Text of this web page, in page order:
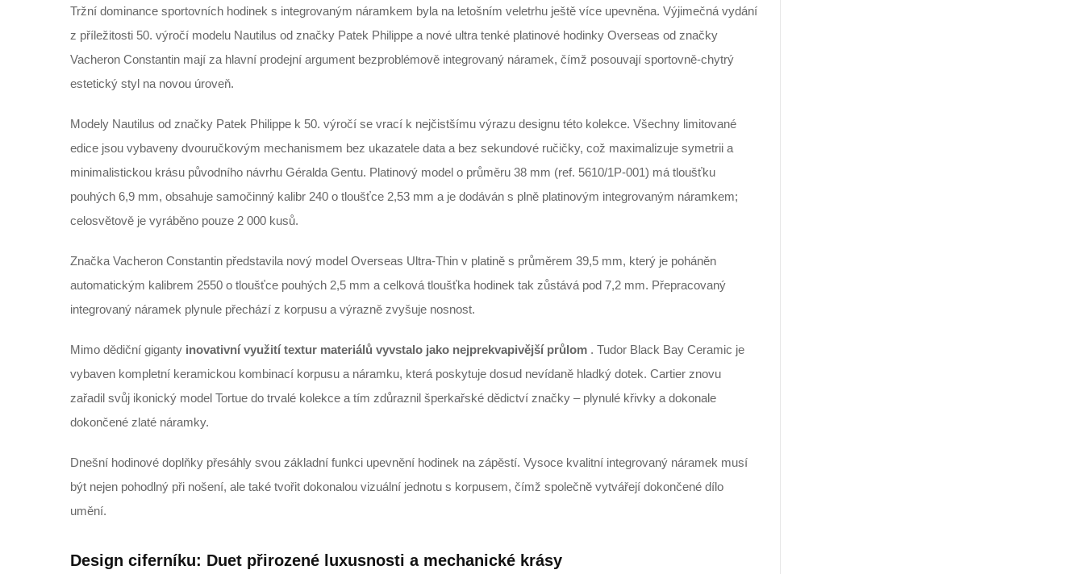
Tržní dominance sportovních hodinek s integrovaným náramkem byla na letošním veletrhu ještě více upevněna. Výjimečná vydání
z příležitosti 50. výročí modelu Nautilus od značky Patek Philippe a nové ultra tenké platinové hodinky Overseas od značky
Vacheron Constantin mají za hlavní prodejní argument bezproblémově integrovaný náramek, čímž posouvají sportovně-chytrý
estetický styl na novou úroveň.
Modely Nautilus od značky Patek Philippe k 50. výročí se vrací k nejčistšímu výrazu designu této kolekce. Všechny limitované
edice jsou vybaveny dvouručkovým mechanismem bez ukazatele data a bez sekundové ručičky, což maximalizuje symetrii a
minimalistickou krásu původního návrhu Géralda Gentu. Platinový model o průměru 38 mm (ref. 5610/1P-001) má tloušťku
pouhých 6,9 mm, obsahuje samočinný kalibr 240 o tloušťce 2,53 mm a je dodáván s plně platinovým integrovaným náramkem;
celosvětově je vyráběno pouze 2 000 kusů.
Značka Vacheron Constantin představila nový model Overseas Ultra-Thin v platině s průměrem 39,5 mm, který je poháněn
automatickým kalibrem 2550 o tloušťce pouhých 2,5 mm a celková tloušťka hodinek tak zůstává pod 7,2 mm. Přepracovaný
integrovaný náramek plynule přechází z korpusu a výrazně zvyšuje nosnost.
Mimo dědiční giganty inovativní využití textur materiálů vyvstalo jako nejprekvapivější průlom . Tudor Black Bay Ceramic je
vybaven kompletní keramickou kombinací korpusu a náramku, která poskytuje dosud nevídaně hladký dotek. Cartier znovu
zařadil svůj ikonický model Tortue do trvalé kolekce a tím zdůraznil šperkařské dědictví značky – plynulé křivky a dokonale
dokončené zlaté náramky.
Dnešní hodinové doplňky přesáhly svou základní funkci upevnění hodinek na zápěstí. Vysoce kvalitní integrovaný náramek musí
být nejen pohodlný při nošení, ale také tvořit dokonalou vizuální jednotu s korpusem, čímž společně vytvářejí dokončené dílo
umění.
Design ciferníku: Duet přirozené luxusnosti a mechanické krásy